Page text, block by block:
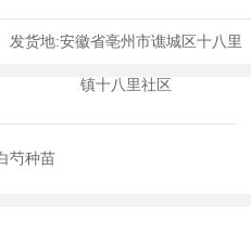
发货地:安徽省亳州市谯城区十八里
镇十八里社区
芍种苗